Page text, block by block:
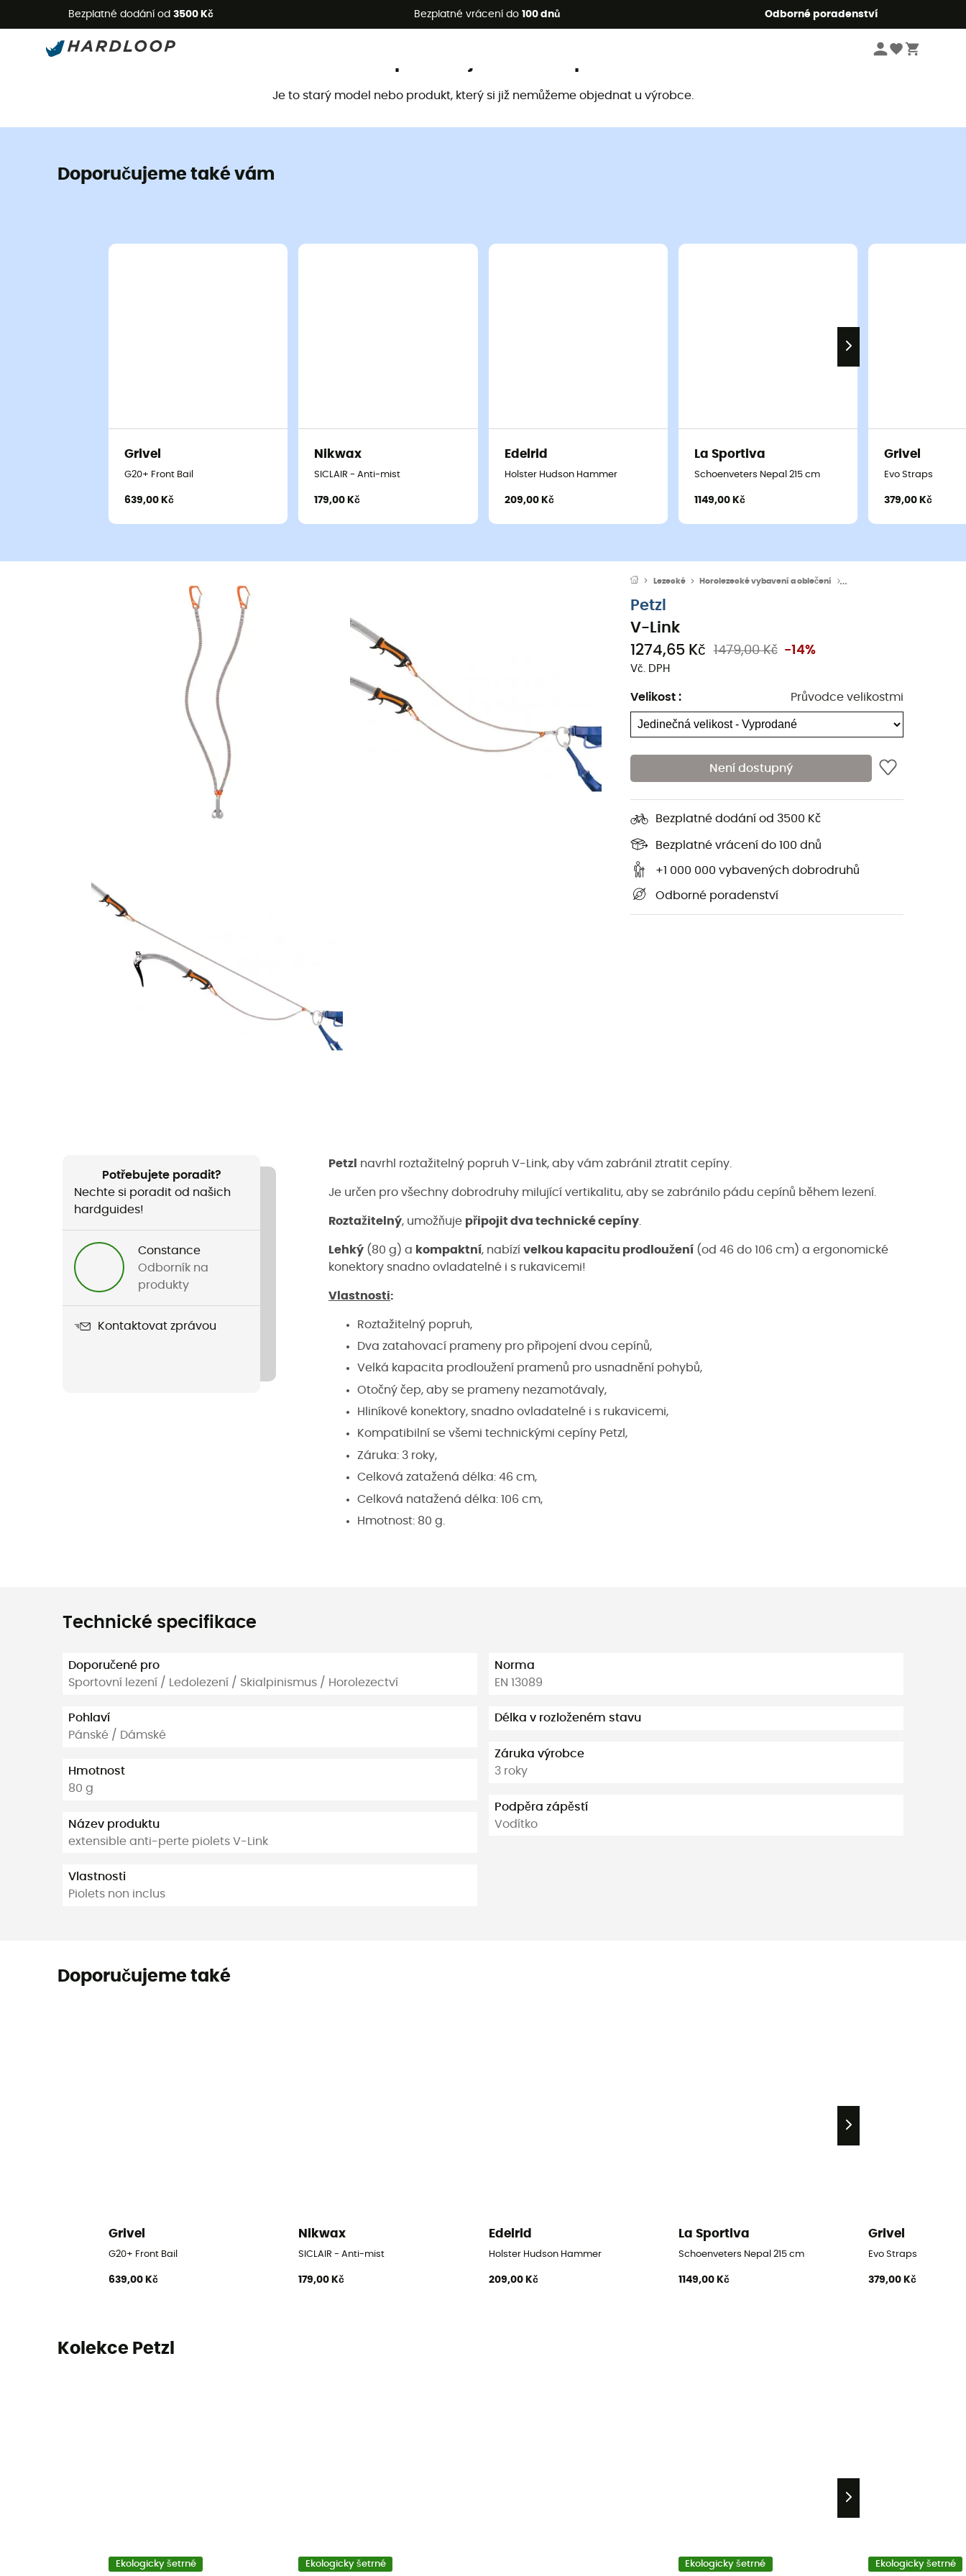
Bezplatné dodání od 3500 Kč Bezplatné vrácení do 100 dnů Odborné poradenství
Letní akce 🔥 -5 % EXTRA při nákupu 2 produktů* s kódem Summer5
Je to starý model nebo produkt, který si již nemůžeme objednat u výrobce.
Doporučujeme také vám
Grivel
G20+ Front Bail
639,00 Kč
Nikwax
SICLAIR - Anti-mist
179,00 Kč
Edelrid
Holster Hudson Hammer
209,00 Kč
La Sportiva
Schoenveters Nepal 215 cm
1149,00 Kč
Grivel
Evo Straps
379,00 Kč
Lezecké Horolezecké vybavení a oblečení
Petzl
V-Link
1274,65 Kč
1479,00 Kč -14%
Vč. DPH
Velikost : Průvodce velikostmi
Není dostupný
Bezplatné dodání od 3500 Kč
Bezplatné vrácení do 100 dnů
+1 000 000 vybavených dobrodruhů
Odborné poradenství
Potřebujete poradit?
Nechte si poradit od našich
hardguides!
Constance
Odborník na
produkty
Kontaktovat zprávou
Petzl navrhl roztažitelný popruh V-Link, aby vám zabránil ztratit cepíny.
Je určen pro všechny dobrodruhy milující vertikalitu, aby se zabránilo pádu cepínů během lezení.
Roztažitelný, umožňuje připojit dva technické cepíny
Lehký (80 g) a kompaktní, nabízí velkou kapacitu prodloužení (od 46 do 106 cm) a ergonomické
konektory snadno ovladatelné i s rukavicemi!
Vlastnosti:
Roztažitelný popruh,
Dva zatahovací prameny pro připojení dvou cepínů,
Velká kapacita prodloužení pramenů pro usnadnění pohybů,
Otočný čep, aby se prameny nezamotávaly,
Hliníkové konektory, snadno ovladatelné i s rukavicemi,
Kompatibilní se všemi technickými cepíny Petzl,
Záruka: 3 roky,
Celková zatažená délka: 46 cm,
Celková natažená délka: 106 cm,
Hmotnost: 80 g.
Technické specifikace
Doporučené pro
Sportovní lezení / Ledolezení / Skialpinismus / Horolezectví
Pohlaví
Pánské / Dámské
Hmotnost
80 g
Název produktu
extensible anti-perte piolets V-Link
Vlastnosti
Piolets non inclus
Norma
EN 13089
Délka v rozloženém stavu
Záruka výrobce
3 roky
Podpěra zápěstí
Vodítko
Doporučujeme také
Grivel
G20+ Front Bail
639,00 Kč
Nikwax
SICLAIR - Anti-mist
179,00 Kč
Edelrid
Holster Hudson Hammer
209,00 Kč
La Sportiva
Schoenveters Nepal 215 cm
1149,00 Kč
Grivel
Evo Straps
379,00 Kč
Kolekce Petzl
Ekologicky šetrné Ekologicky šetrné Ekologicky šetrné Ekologicky šetrné